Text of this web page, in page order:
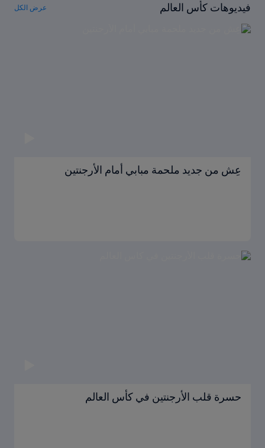
فيديوهات كأس العالم عرض الكل
عِش من جديد ملحمة مبابي أمام الأرجنتين
حسرة قلب الأرجنتين في كأس العالم